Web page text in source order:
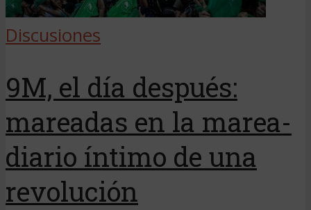
Discusiones
9M, el día después:
mareadas en la marea-
diario íntimo de una
revolución